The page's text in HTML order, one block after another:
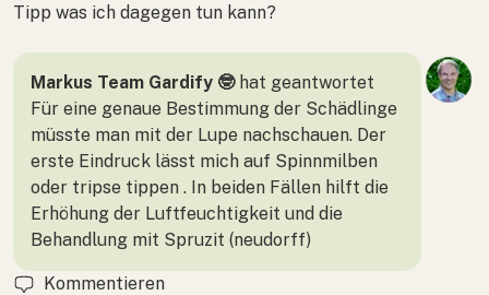
Tipp was ich dagegen tun kann?
Markus Team Gardify 🤓hat geantwortet
Für eine genaue Bestimmung der Schädlinge
müsste man mit der Lupe nachschauen. Der
erste Eindruck lässt mich auf Spinnmilben
oder tripse tippen . In beiden Fällen hilft die
Erhöhung der Luftfeuchtigkeit und die
Behandlung mit Spruzit (neudorff)
Kommentieren